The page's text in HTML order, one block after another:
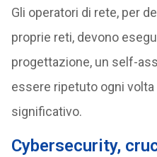
Gli operatori di rete, per
proprie reti, devono
progettazione, un self-
essere ripetuto ogni
significativo.
Cybersecurity,